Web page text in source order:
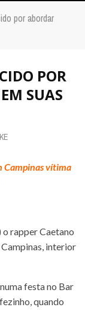
por abordar
POR
SUAS
Campinas vítima
o rapper Caetano
interior
festa no Bar
quando